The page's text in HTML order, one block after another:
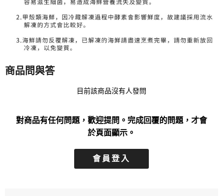
商品問與答
目前該商品沒有人發問
對商品有任何問題，歡迎提問。完成回覆的問題，才會
於頁面顯示。
會員登入